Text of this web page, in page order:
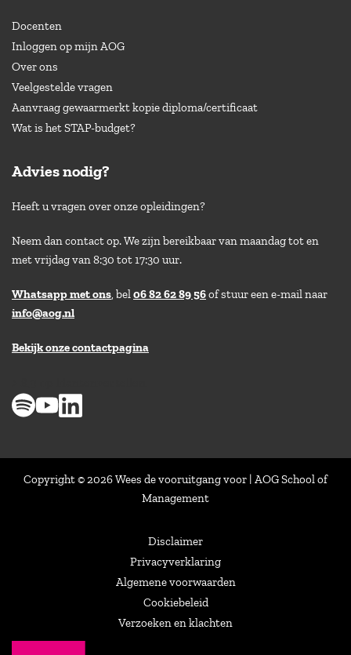
Docenten
Inloggen op mijn AOG
Over ons
Veelgestelde vragen
Aanvraag gewaarmerkt kopie diploma/certificaat
Wat is het STAP-budget?
Advies nodig?
Heeft u vragen over onze opleidingen?
Neem dan contact op. We zijn bereikbaar van maandag tot en
met vrijdag van 8:30 tot 17:30 uur.
Whatsapp met ons, bel06 82 62 89 56of stuur een e-mail naar
info@aog.nl
Bekijk onze contactpagina
Copyright © 2026 Wees de vooruitgang voor | AOG School of
Management
Disclaimer
Privacyverklaring
Algemene voorwaarden
Cookiebeleid
Verzoeken en klachten